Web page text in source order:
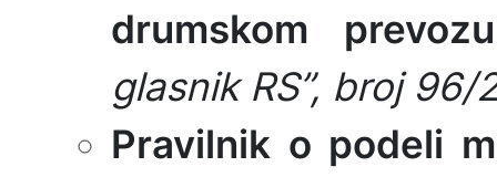
drumskom
glasnik RS”, broj
Pravilnik o podeli